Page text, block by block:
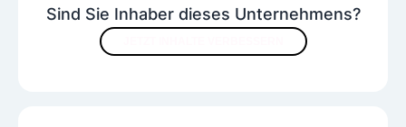
Sind Sie Inhaber dieses Unternehmens?